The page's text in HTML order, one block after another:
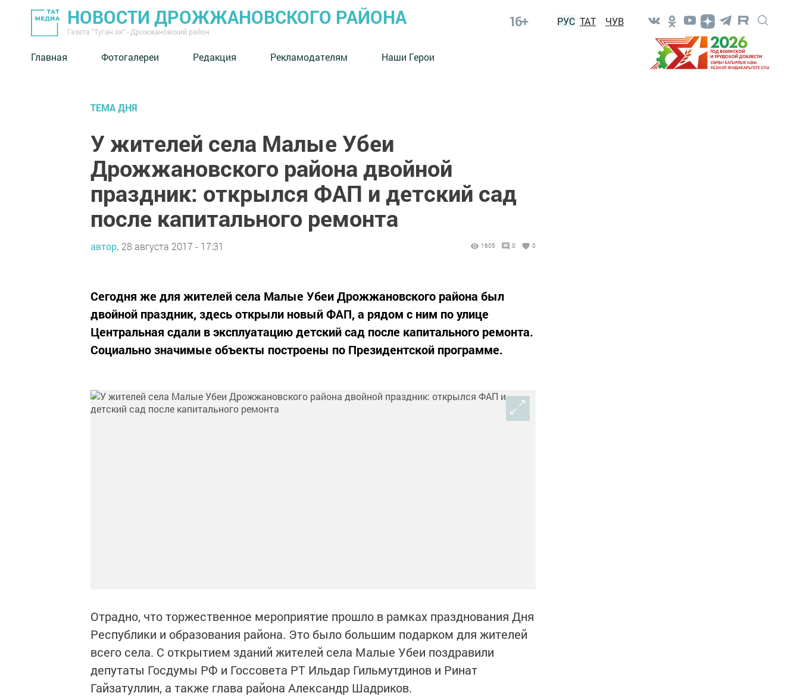
НОВОСТИ ДРОЖЖАНОВСКОГО РАЙОНА
Газета "Туган як" - Дрожжановский район
16+ РУС ТАТ ЧУВ
Главная Фотогалереи Редакция Рекламодателям Наши Герои
ТЕМА ДНЯ
У жителей села Малые Убеи
Дрожжановского района двойной
праздник: открылся ФАП и детский сад
после капитального ремонта
автор, 28 августа 2017 - 17:31 1605 0 0
Сегодня же для жителей села Малые Убеи Дрожжановского района был
двойной праздник, здесь открыли новый ФАП, а рядом с ним по улице
Центральная сдали в эксплуатацию детский сад после капитального ремонта.
Социально значимые объекты построены по Президентской программе.
Отрадно, что торжественное мероприятие прошло в рамках празднования Дня
Республики и образования района. Это было большим подарком для жителей
всего села. С открытием зданий жителей села Малые Убеи поздравили
депутаты Госдумы РФ и Госсовета РТ Ильдар Гильмутдинов и Ринат
Гайзатуллин, а также глава района Александр Шадриков.